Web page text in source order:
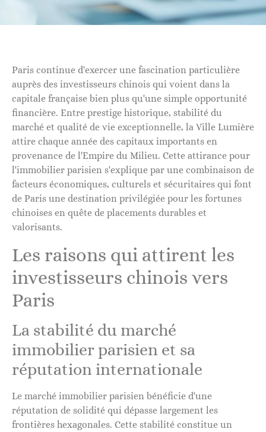
Paris continue d'exercer une fascination particulière
auprès des investisseurs chinois qui voient dans la
capitale française bien plus qu'une simple opportunité
financière. Entre prestige historique, stabilité du
marché et qualité de vie exceptionnelle, la Ville Lumière
attire chaque année des capitaux importants en
provenance de l'Empire du Milieu. Cette attirance pour
l'immobilier parisien s'explique par une combinaison de
facteurs économiques, culturels et sécuritaires qui font
de Paris une destination privilégiée pour les fortunes
chinoises en quête de placements durables et
valorisants.
Les raisons qui attirent les
investisseurs chinois vers
Paris
La stabilité du marché
immobilier parisien et sa
réputation internationale
Le marché immobilier parisien bénéficie d'une
réputation de solidité qui dépasse largement les
frontières hexagonales. Cette stabilité constitue un